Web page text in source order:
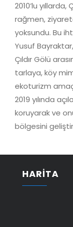
2010’lu yıllarda,
rağmen,
yoksundu. Bu
Yusuf
Çıldır Gölü
tarlaya, köy
ekoturizm
2019 yılında
koruyarak ve
bölgesini
HARİTA